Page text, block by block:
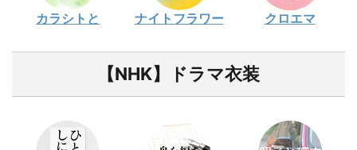
カラシトと ナイトフラワー クロエマ
【NHK】ドラマ衣装